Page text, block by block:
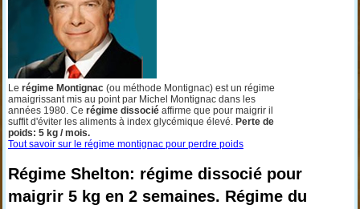
Le régime Montignac(ou méthode Montignac) est un régime
amaigrissant mis au point par Michel Montignac dans les
années 1980. Ce régime dissociéaffirme que pour maigrir il
suffit d'éviter les aliments à index glycémique élevé. Perte de
poids: 5 kg / mois.
Tout savoir sur le régime montignac pour perdre poids
Régime Shelton: régime dissocié pour
maigrir 5 kg en 2 semaines. Régime du